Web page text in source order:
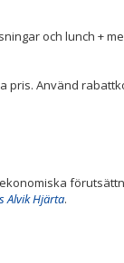
och lunch +
pris. Använd
Alvik Hjärta.